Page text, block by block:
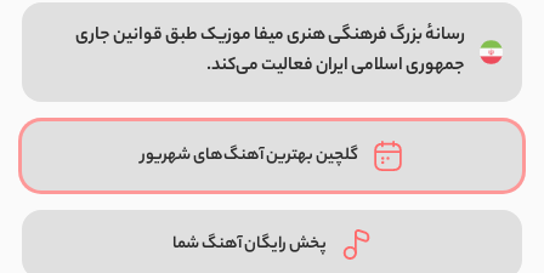
رسانهٔ بزرگ فرهنگی هنری میفا موزیک طبق قوانین جاری
جمهوری اسلامی ایران فعالیت می‌کند.
گلچین بهترین آهنگ‌های شهریور
پخش رایگان آهنگ شما